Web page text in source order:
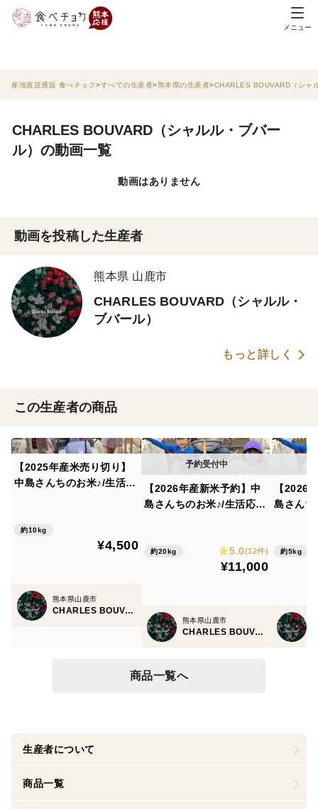
メニュー
産地直送通販 食べチョク すべての生産者 熊本県の生産者 CHARLES BOUVARD（シャ
CHARLES BOUVARD（シャルル・ブバー
ル）の動画一覧
動画はありません
動画を投稿した生産者
熊本県 山鹿市
CHARLES BOUVARD（シャルル・
ブバール）
もっと詳しく
この生産者の商品
【2025年産米売り切り】
中島さんちのお米♪/生活応
室温管理した安心安全なお
米/数量限定/花農家のお米/
約10kg
¥4,500
熊本県山鹿市
CHARLES BOUVARD（シャルル・ブバール）
【2026年産新米予約】中
島さんちのお米♪/生活応援
無洗米（白米、玄米可）/2
0.1㎏/室温管理した安心安
約20kg 5.0(12件)
¥11,000
熊本県山鹿市
CHARLES BOUVARD（シャルル・ブバール）
【2026
島さんち
無洗米
約5kg
商品一覧へ
生産者について
商品一覧